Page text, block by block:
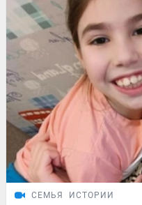
СЕМЬЯ ИСТОРИИ